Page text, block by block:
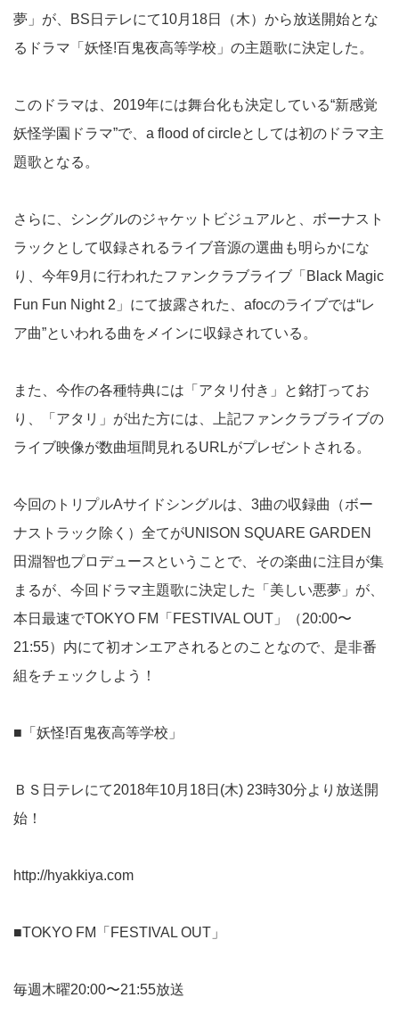
夢」が、BS日テレにて10月18日（木）から放送開始とな
るドラマ「妖怪!百鬼夜高等学校」の主題歌に決定した。
このドラマは、2019年には舞台化も決定している“新感覚
妖怪学園ドラマ”で、a flood of circleとしては初のドラマ主
題歌となる。
さらに、シングルのジャケットビジュアルと、ボーナスト
ラックとして収録されるライブ音源の選曲も明らかにな
り、今年9月に行われたファンクラブライブ「Black Magic
Fun Fun Night 2」にて披露された、afocのライブでは“レ
ア曲”といわれる曲をメインに収録されている。
また、今作の各種特典には「アタリ付き」と銘打ってお
り、「アタリ」が出た方には、上記ファンクラブライブの
ライブ映像が数曲垣間見れるURLがプレゼントされる。
今回のトリプルAサイドシングルは、3曲の収録曲（ボー
ナストラック除く）全てがUNISON SQUARE GARDEN
田淵智也プロデュースということで、その楽曲に注目が集
まるが、今回ドラマ主題歌に決定した「美しい悪夢」が、
本日最速でTOKYO FM「FESTIVAL OUT」（20:00〜
21:55）内にて初オンエアされるとのことなので、是非番
組をチェックしよう！
■「妖怪!百鬼夜高等学校」
ＢＳ日テレにて2018年10月18日(木) 23時30分より放送開
始！
http://hyakkiya.com
■TOKYO FM「FESTIVAL OUT」
毎週木曜20:00〜21:55放送